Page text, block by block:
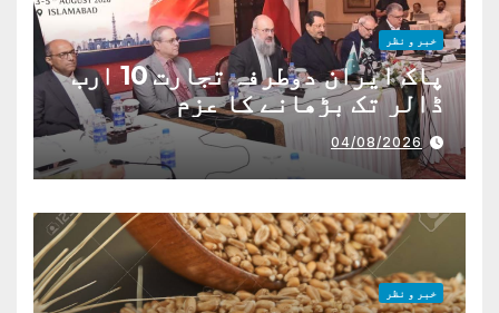
خبر و نظر
پاک ایران دوطرفہ تجارت 10 ارب
ڈالر تک بڑھانے کا عزم
04/08/2026
خبر و نظر